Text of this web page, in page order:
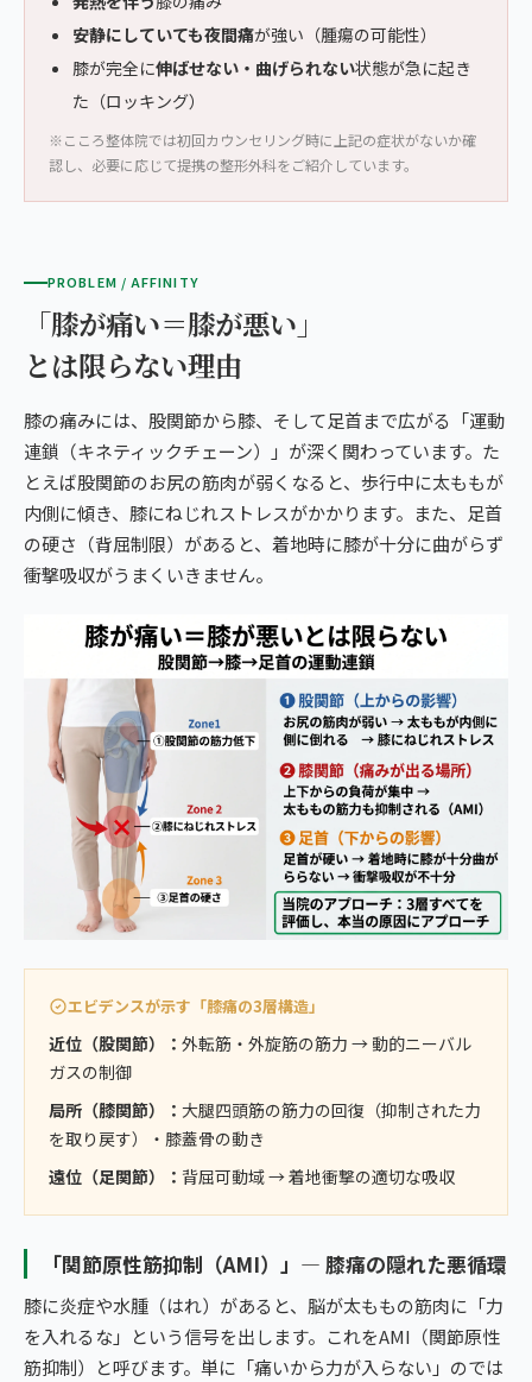
安静にしていても夜間痛が強い（腫瘍の可能性）
膝が完全に伸ばせない・曲げられない状態が急に起き
た（ロッキング）
※こころ整体院では初回カウンセリング時に上記の症状がないか確
認し、必要に応じて提携の整形外科をご紹介しています。
PROBLEM / AFFINITY
「膝が痛い＝膝が悪い」
とは限らない理由
膝の痛みには、股関節から膝、そして足首まで広がる「運動
連鎖（キネティックチェーン）」が深く関わっています。た
とえば股関節のお尻の筋肉が弱くなると、歩行中に太ももが
内側に傾き、膝にねじれストレスがかかります。また、足首
の硬さ（背屈制限）があると、着地時に膝が十分に曲がらず
衝撃吸収がうまくいきません。
エビデンスが示す「膝痛の3層構造」
近位（股関節）： 外転筋・外旋筋の筋力 → 動的ニーバル
ガスの制御
局所（膝関節）： 大腿四頭筋の筋力の回復（抑制された力
を取り戻す）・膝蓋骨の動き
遠位（足関節）： 背屈可動域 → 着地衝撃の適切な吸収
「関節原性筋抑制（AMI）」— 膝痛の隠れた悪循環
膝に炎症や水腫（はれ）があると、脳が太ももの筋肉に「力
を入れるな」という信号を出します。これをAMI（関節原性
筋抑制）と呼びます。単に「痛いから力が入らない」のでは